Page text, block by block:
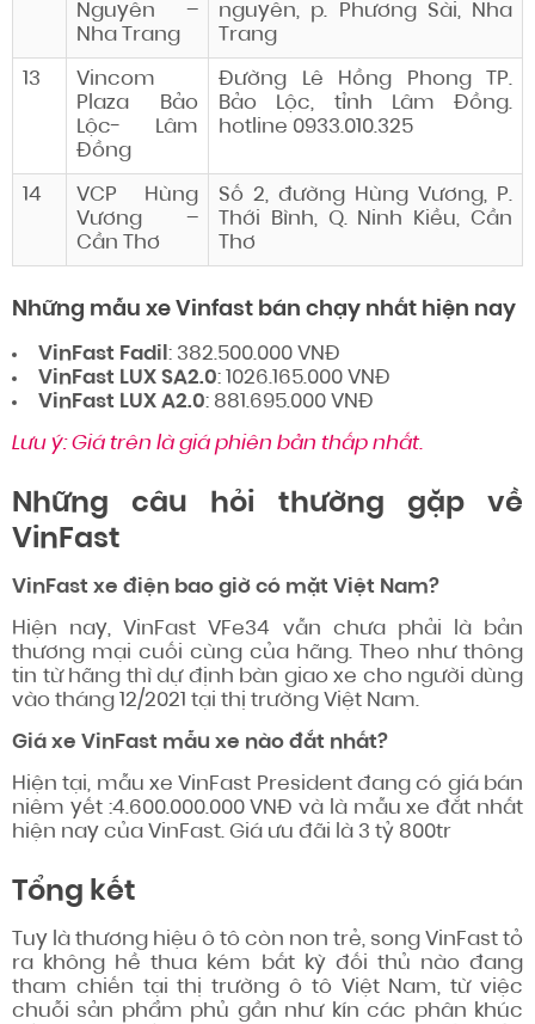
Nguyên –
Nha Trang
nguyên, p. Phương Sài, Nha
Trang
13
Vincom
Plaza Bảo
Lộc- Lâm
Đồng
Đường Lê Hồng Phong TP.
Bảo Lộc, tỉnh Lâm Đồng.
hotline 0933.010.325
14
VCP Hùng
Vương –
Cần Thơ
Số 2, đường Hùng Vương, P.
Thới Bình, Q. Ninh Kiều, Cần
Thơ
Những mẫu xe Vinfast bán chạy nhất hiện nay
VinFast Fadil : 382.500.000 VNĐ
VinFast LUX SA2.0: 1026.165.000 VNĐ
VinFast LUX A2.0: 881.695.000 VNĐ
Lưu ý: Giá trên là giá phiên bản thấp nhất.
Những câu hỏi thường gặp về
VinFast
VinFast xe điện bao giờ có mặt Việt Nam?
Hiện nay, VinFast VFe34 vẫn chưa phải là bản
thương mại cuối cùng của hãng. Theo như thông
tin từ hãng thì dự định bàn giao xe cho người dùng
vào tháng 12/2021 tại thị trường Việt Nam.
Giá xe VinFast mẫu xe nào đắt nhất?
Hiện tại, mẫu xe VinFast President đang có giá bán
niêm yết :4.600.000.000 VNĐ và là mẫu xe đắt nhất
hiện nay của VinFast. Giá ưu đãi là 3 tỷ 800tr
Tổng kết
Tuy là thương hiệu ô tô còn non trẻ, song VinFast tỏ
ra không hề thua kém bất kỳ đối thủ nào đang
tham chiến tại thị trường ô tô Việt Nam, từ việc
chuỗi sản phẩm phủ gần như kín các phân khúc